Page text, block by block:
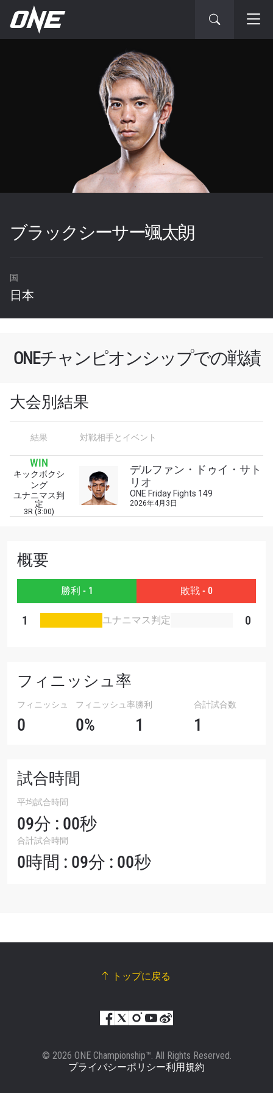
ブラックシーサー颯太朗
国
日本
ONEチャンピオンシップでの戦績
大会別結果
結果 対戦相手とイベント
WIN
キックボクシ
ング
ユナニマス判
定
3R (3:00)
デルファン・ドゥイ・サト
リオ
ONE Friday Fights 149
2026年4月3日
概要
勝利 - 1 敗戦 - 0
1 ユナニマス判定 0
フィニッシュ率
フィニッシュ
0
フィニッシュ率
0%
勝利
1
合計試合数
1
試合時間
平均試合時間
09分 : 00秒
合計試合時間
0時間 : 09分 : 00秒
トップに戻る
© 2026 ONE Championship™. All Rights Reserved.
プライバシーポリシー利用規約
ハイライトを見る
最新情報をゲット
ONEチャンピオンシップとどこでも一緒！ 最新ニ
ュース、特別オファー、ライブイベントの最高の
席をゲットするため今すぐ登録を！
Eメール
名前（ローマ字で記入）
購読
様は、いつでも配信を停止することができます。